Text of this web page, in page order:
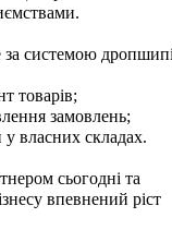
системою
товарів;
замовлень;
у власних складах.
сьогодні та
впевнений ріст